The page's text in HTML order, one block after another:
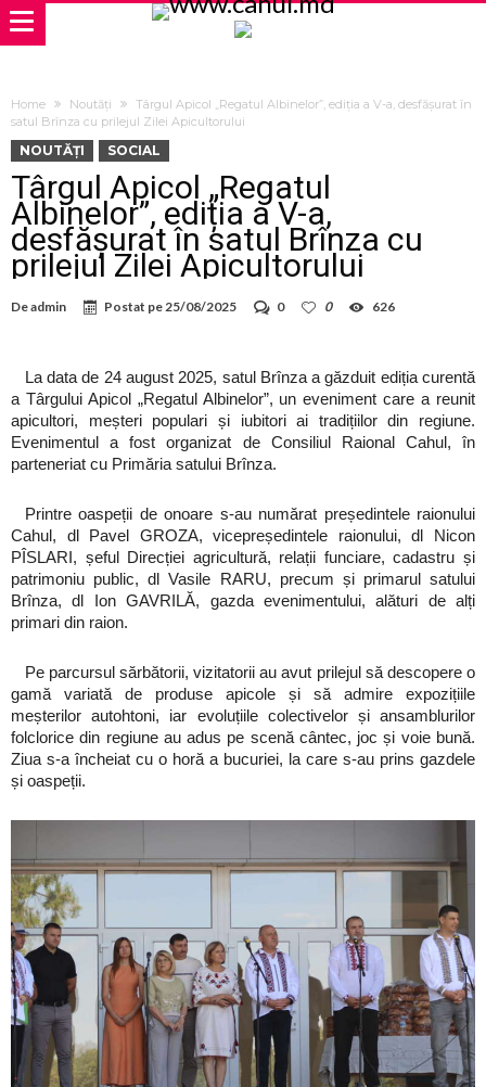
Home Noutăți
Târgul Apicol „Regatul Albinelor”, ediția a V-a, desfășurat în
satul Brînza cu prilejul Zilei Apicultorului
NOUTĂȚI SOCIAL
Târgul Apicol „Regatul
Albinelor”, ediția a V-a,
desfășurat în satul Brînza cu
prilejul Zilei Apicultorului
Deadmin Postat pe25/08/2025 0 0 626
La data de 24 august 2025, satul Brînza a găzduit ediția curentă
a Târgului Apicol „Regatul Albinelor”, un eveniment care a reunit
apicultori, meșteri populari și iubitori ai tradițiilor din regiune.
Evenimentul a fost organizat de Consiliul Raional Cahul, în
parteneriat cu Primăria satului Brînza.
Printre oaspeții de onoare s-au numărat președintele raionului
Cahul, dl Pavel GROZA, vicepreședintele raionului, dl Nicon
PÎSLARI, șeful Direcției agricultură, relații funciare, cadastru și
patrimoniu public, dl Vasile RARU, precum și primarul satului
Brînza, dl Ion GAVRILĂ, gazda evenimentului, alături de alți
primari din raion.
Pe parcursul sărbătorii, vizitatorii au avut prilejul să descopere o
gamă variată de produse apicole și să admire expozițiile
meșterilor autohtoni, iar evoluțiile colectivelor și ansamblurilor
folclorice din regiune au adus pe scenă cântec, joc și voie bună.
Ziua s-a încheiat cu o horă a bucuriei, la care s-au prins gazdele
și oaspeții.